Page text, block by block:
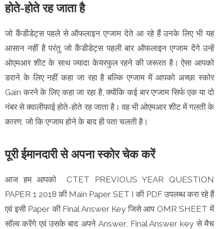
होते-होते रह जाता है
जो कैंडीडेट्स पहले से ऑफलाइन एग्जाम देते आ रहे हैं उनके लिए भी यह
आसान नहीं है परंतु जो कैंडीडेट्स पहली बार ऑफलाइन एग्जाम देंगे उन्हें
ओएमआर शीट के साथ ज्यादा केयरफुल रहने की जरूरत है। ऐसा आपको
डराने के लिए नहीं कहा जा रहा है बल्कि एग्जाम में आपको अच्छा स्कोर
Gain करने के लिए कहा जा रहा है, क्योंकि कई बार एग्जाम सिर्फ एक या दो
नंबर से क्वालीफाई होते-होते रह जाता है। वह भी ओएमआर शीट में गलती के
कारण, जो कि एग्जाम होने के बाद ही पता चलती है।
पूरी ईमानदारी से अपना स्कोर चेक करें
आज हम आपको CTET PREVIOUS YEAR QUESTION
PAPER 1 2018 की Main Paper SET I की PDF उपलब्ध करा रहे हैं
एवं इसी Paper की Final Answer Key जिसे आप OMR SHEET में
सॉल्व करेंगे एवं उसके बाद अपने Answer, Final Answer key से मैच